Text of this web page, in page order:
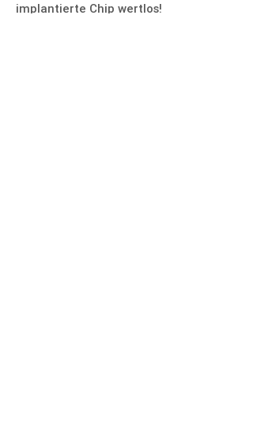
implantierte Chip wertlos!